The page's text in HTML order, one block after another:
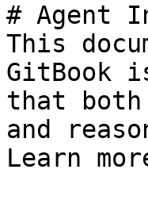
# Agent
This
GitBook
that both
and
Learn